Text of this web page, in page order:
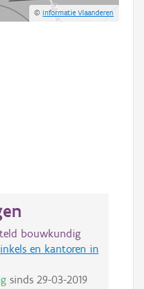
©Informatie Vlaanderen
bouwkundig
en kantoren in
sinds 29-03-2019